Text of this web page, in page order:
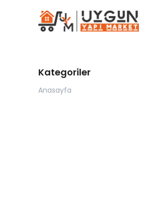
Kategoriler
Anasayfa